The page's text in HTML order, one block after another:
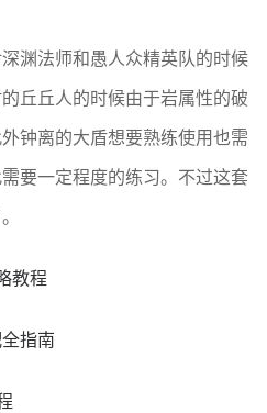
渊法师和愚人众精英队的时候
丘丘人的时候由于岩属性的破
钟离的大盾想要熟练使用也需
要一定程度的练习。不过这套
教程
指南